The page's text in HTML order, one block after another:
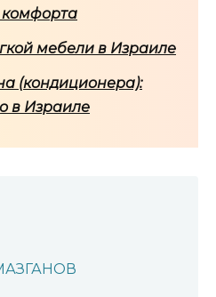
мебели в Израиле
(кондиционера):
в Израиле